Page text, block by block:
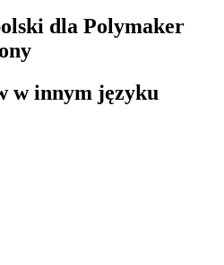
dla Polymaker
w innym języku